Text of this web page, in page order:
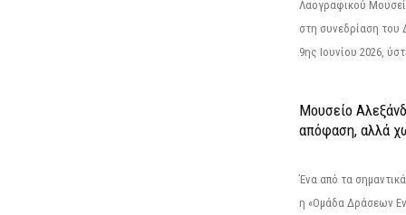
Λαογραφικού
στη συνεδρίαση του
9ης Ιουνίου 2026,
Μουσείο
απόφαση, αλλά
Ένα από τα
η «Ομάδα Δράσεων